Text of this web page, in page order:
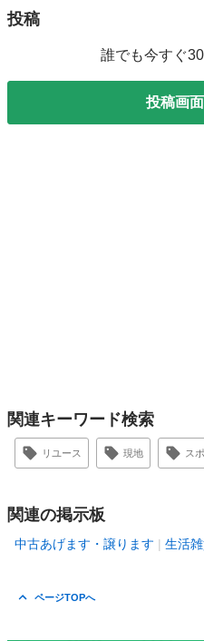
投稿
誰でも今すぐ
投稿画
関連キーワード検索
リユース 現地 ス
関連の掲示板
中古あげます・譲ります 生活
ページTOPへ